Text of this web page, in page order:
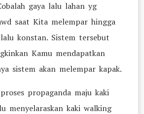
gaya lalu lahan yg
saat Kita melempar hingga
konstan. Sistem tersebut
Kamu mendapatkan
sistem akan melempar kapak.
propaganda maju kaki
menyelaraskan kaki walking